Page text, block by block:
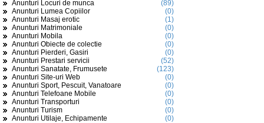
Anunturi Locuri de munca
(89)
Anunturi Lumea Copiilor
(0)
Anunturi Masaj erotic
(1)
Anunturi Matrimoniale
(0)
Anunturi Mobila
(0)
Anunturi Obiecte de colectie
(0)
Anunturi Pierderi, Gasiri
(0)
Anunturi Prestari servicii
(52)
Anunturi Sanatate, Frumusete
(123)
Anunturi Site-uri Web
(0)
Anunturi Sport, Pescuit, Vanatoare
(0)
Anunturi Telefoane Mobile
(0)
Anunturi Transporturi
(0)
Anunturi Turism
(0)
Anunturi Utilaje, Echipamente
(0)